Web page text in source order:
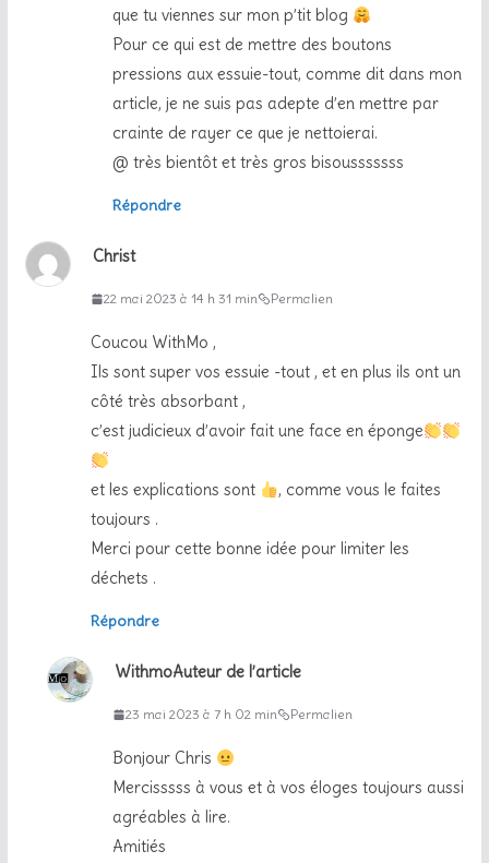
que tu viennes sur mon p’tit blog
Pour ce qui est de mettre des boutons
pressions aux essuie-tout, comme dit dans mon
article, je ne suis pas adepte d’en mettre par
crainte de rayer ce que je nettoierai.
@ très bientôt et très gros bisousssssss
Répondre
Christ
22 mai 2023 à 14 h 31 min Permalien
Coucou WithMo ,
Ils sont super vos essuie -tout , et en plus ils ont un
côté très absorbant ,
c’est judicieux d’avoir fait une face en éponge
et les explications sont
, comme vous le faites
toujours .
Merci pour cette bonne idée pour limiter les
déchets .
Répondre
WithmoAuteur de l’article
23 mai 2023 à 7 h 02 min Permalien
Bonjour Chris
Mercisssss à vous et à vos éloges toujours aussi
agréables à lire.
Amitiés